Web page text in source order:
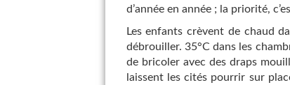
d’année en année ; la priorité,
Les enfants crèvent de chaud
débrouiller. 35°C dans les
de bricoler avec des draps
laissent les cités pourrir sur